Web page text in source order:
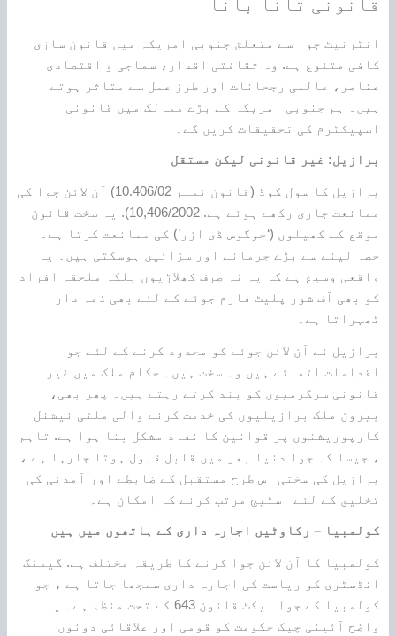
انٹرنیٹ جوا سے متعلق جنوبی امریکہ میں قانون سازی
کافی متنوع ہے. وہ ثقافتی اقدار، سماجی و اقتصادی
عناصر، عالمی رجحانات اور طرز عمل سے متاثر ہوتے
ہیں۔ ہم جنوبی امریکہ کے بڑے ممالک میں قانونی
اسپیکٹرم کی تحقیقات کریں گے۔
برازیل: غیر قانونی لیکن مستقل
برازیل کا سول کوڈ (قانون نمبر 10.406/02) آن لائن جوا کی
ممانعت جاری رکھے ہوئے ہے. 10,406/2002). یہ سخت قانون
موقع کے کھیلوں (‘جوگوس ڈی آزر’) کی ممانعت کرتا ہے۔
حصہ لینے سے بڑے جرمانے اور سزائیں ہوسکتی ہیں۔ یہ
واقعی وسیع ہے کہ یہ نہ صرف کھلاڑیوں بلکہ ملحقہ افراد
کو بھی آف شور پلیٹ فارم جوئے کے لئے بھی ذمہ دار
ٹھہراتا ہے۔
برازیل نے آن لائن جوئے کو محدود کرنے کے لئے جو
اقدامات اٹھائے ہیں وہ سخت ہیں۔ حکام ملک میں غیر
قانونی سرگرمیوں کو بند کرتے رہتے ہیں۔ پھر بھی،
بیرون ملک برازیلیوں کی خدمت کرنے والی ملٹی نیشنل
کارپوریشنوں پر قوانین کا نفاذ مشکل بنا ہوا ہے. تاہم
، جیسا کہ جوا دنیا بھر میں قابل قبول ہوتا جارہا ہے ،
برازیل کی سختی اس طرح مستقبل کے ضابطے اور آمدنی کی
تخلیق کے لئے اسٹیج مرتب کرنے کا امکان ہے۔
کولمبیا – رکاوٹیں اجارہ داری کے ہاتھوں میں ہیں
کولمبیا کا آن لائن جوا کرنے کا طریقہ مختلف ہے. گیمنگ
انڈسٹری کو ریاست کی اجارہ داری سمجھا جاتا ہے ، جو
کولمبیا کے جوا ایکٹ قانون 643 کے تحت منظم ہے۔ یہ
واضح آئینی چیک حکومت کو قومی اور علاقائی دونوں